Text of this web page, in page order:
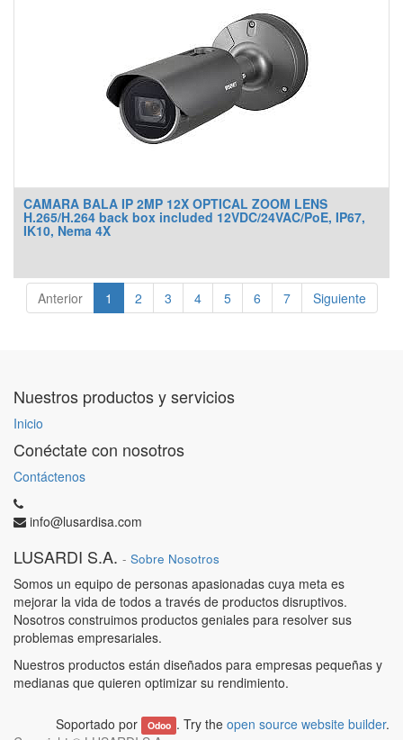
CAMARA BALA IP 2MP 12X OPTICAL ZOOM LENS
H.265/H.264 back box included 12VDC/24VAC/PoE, IP67,
IK10, Nema 4X
Anterior 1 2 3 4 5 6 7 Siguiente
Nuestros productos y servicios
Inicio
Conéctate con nosotros
Contáctenos
info@lusardisa.com
LUSARDI S.A. - Sobre Nosotros
Somos un equipo de personas apasionadas cuya meta es
mejorar la vida de todos a través de productos disruptivos.
Nosotros construimos productos geniales para resolver sus
problemas empresariales.
Nuestros productos están diseñados para empresas pequeñas y
medianas que quieren optimizar su rendimiento.
Soportado por Odoo . Try the open source website builder.